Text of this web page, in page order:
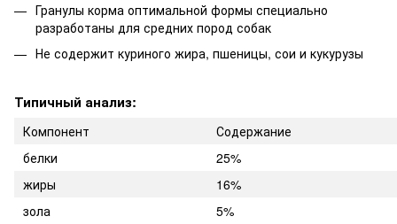
Гранулы корма оптимальной формы специально
разработаны для средних пород собак
Не содержит куриного жира, пшеницы, сои и кукурузы
Типичный анализ:
Компонент
Содержание
белки
25%
жиры
16%
зола
5%